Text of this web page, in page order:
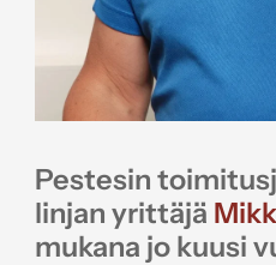
Pestesin
linjan yrittäjä
mukana jo kuusi